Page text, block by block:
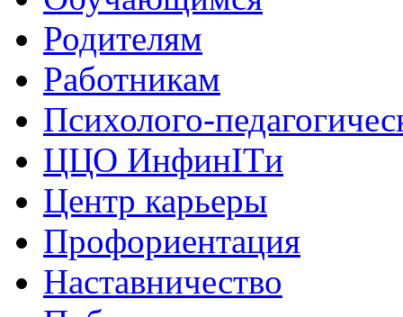
Родителям
Работникам
Психолого-
ЦЦО ИнфинITи
Центр карьеры
Профориентация
Наставничество